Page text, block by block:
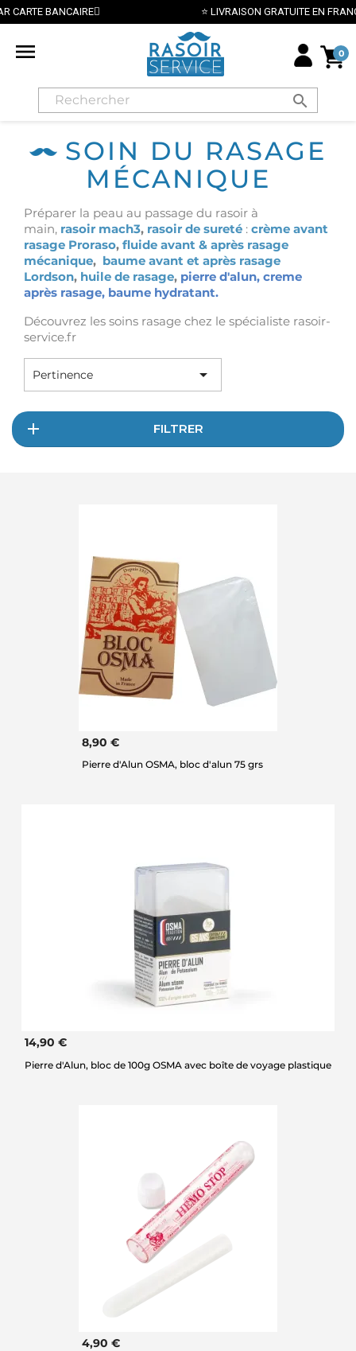
⭐ LIVRAISON GRATUITE EN FRANCE MÉTROPOLITAINE
 0
search
SOIN DU RASAGE
MÉCANIQUE
Préparer la peau au passage du rasoir à
main, rasoir mach3, rasoir de sureté : crème avant
rasage Proraso, fluide avant & après rasage
mécanique, baume avant et après rasage
Lordson, huile de rasage, pierre d'alun, creme
après rasage, baume hydratant.
Découvrez les soins rasage chez le spécialiste rasoir-
service.fr
Pertinence 
FILTRER
8,90 €
Pierre d'Alun OSMA, bloc d'alun 75 grs
14,90 €
Pierre d'Alun, bloc de 100g OSMA avec boîte de voyage plastique
4,90 €